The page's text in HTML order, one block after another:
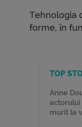
Tehnologia
forme, în
TOP
Anne
actorului
murit la